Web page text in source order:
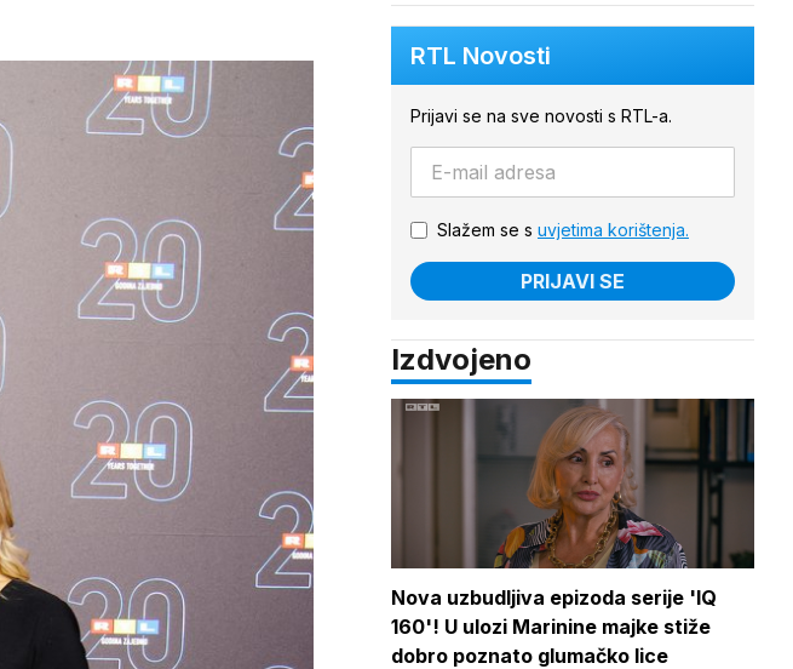
RTL Novosti
Prijavi se na sve novosti s RTL-a.
Slažem se s uvjetima korištenja.
PRIJAVI SE
Izdvojeno
Nova uzbudljiva epizoda serije 'IQ
160'! U ulozi Marinine majke stiže
dobro poznato glumačko lice